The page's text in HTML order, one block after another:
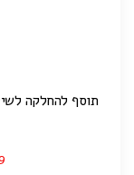
תוסף להחלקה